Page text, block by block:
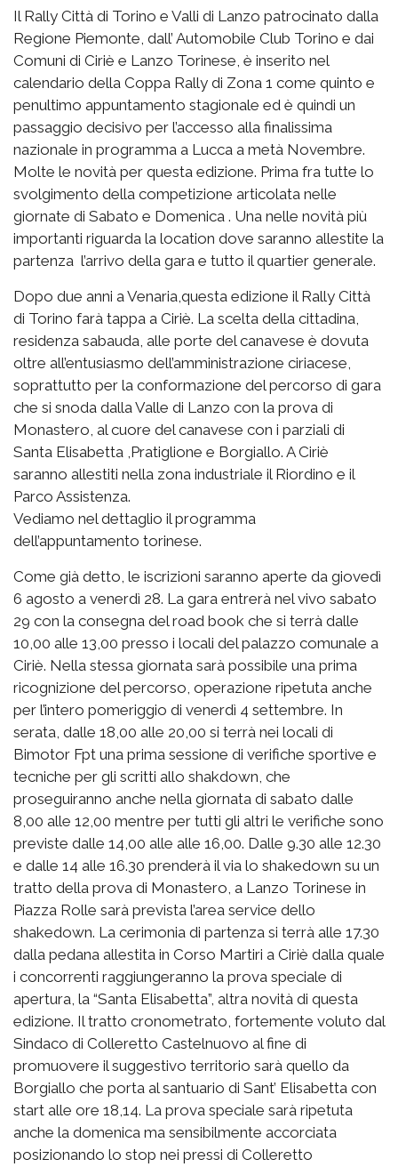
Il Rally Città di Torino e Valli di Lanzo patrocinato dalla
Regione Piemonte, dall’ Automobile Club Torino e dai
Comuni di Ciriè e Lanzo Torinese, è inserito nel
calendario della Coppa Rally di Zona 1 come quinto e
penultimo appuntamento stagionale ed è quindi un
passaggio decisivo per l’accesso alla finalissima
nazionale in programma a Lucca a metà Novembre.
Molte le novità per questa edizione. Prima fra tutte lo
svolgimento della competizione articolata nelle
giornate di Sabato e Domenica . Una nelle novità più
importanti riguarda la location dove saranno allestite la
partenza l’arrivo della gara e tutto il quartier generale.
Dopo due anni a Venaria,questa edizione il Rally Città
di Torino farà tappa a Ciriè. La scelta della cittadina,
residenza sabauda, alle porte del canavese è dovuta
oltre all’entusiasmo dell’amministrazione ciriacese,
soprattutto per la conformazione del percorso di gara
che si snoda dalla Valle di Lanzo con la prova di
Monastero, al cuore del canavese con i parziali di
Santa Elisabetta ,Pratiglione e Borgiallo. A Ciriè
saranno allestiti nella zona industriale il Riordino e il
Parco Assistenza.
Vediamo nel dettaglio il programma
dell’appuntamento torinese.
Come già detto, le iscrizioni saranno aperte da giovedì
6 agosto a venerdì 28. La gara entrerà nel vivo sabato
29 con la consegna del road book che si terrà dalle
10,00 alle 13,00 presso i locali del palazzo comunale a
Ciriè. Nella stessa giornata sarà possibile una prima
ricognizione del percorso, operazione ripetuta anche
per l’intero pomeriggio di venerdì 4 settembre. In
serata, dalle 18,00 alle 20,00 si terrà nei locali di
Bimotor Fpt una prima sessione di verifiche sportive e
tecniche per gli scritti allo shakdown, che
proseguiranno anche nella giornata di sabato dalle
8,00 alle 12,00 mentre per tutti gli altri le verifiche sono
previste dalle 14,00 alle alle 16,00. Dalle 9.30 alle 12.30
e dalle 14 alle 16.30 prenderà il via lo shakedown su un
tratto della prova di Monastero, a Lanzo Torinese in
Piazza Rolle sarà prevista l’area service dello
shakedown. La cerimonia di partenza si terrà alle 17.30
dalla pedana allestita in Corso Martiri a Ciriè dalla quale
i concorrenti raggiungeranno la prova speciale di
apertura, la “Santa Elisabetta”, altra novità di questa
edizione. Il tratto cronometrato, fortemente voluto dal
Sindaco di Colleretto Castelnuovo al fine di
promuovere il suggestivo territorio sarà quello da
Borgiallo che porta al santuario di Sant’ Elisabetta con
start alle ore 18,14. La prova speciale sarà ripetuta
anche la domenica ma sensibilmente accorciata
posizionando lo stop nei pressi di Colleretto